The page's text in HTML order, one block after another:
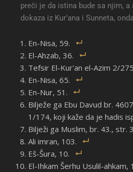
preči je da istina bude sa njim,
dokaza iz Kur’ana i Sunneta,
En-Nisa, 59.
El-Ahzab, 36.
Tefsir El-Kur'an el-Azim 2/
En-Nisa, 65.
En-Nur, 51.
Bilježe ga Ebu Davud br.
1/174, koji kaže da je hadis
Bilježi ga Muslim, br. 43., str.
Ali imran, 103.
Eš-Šura, 10.
El-Ihkam Šerhu Usulil-ahkam,